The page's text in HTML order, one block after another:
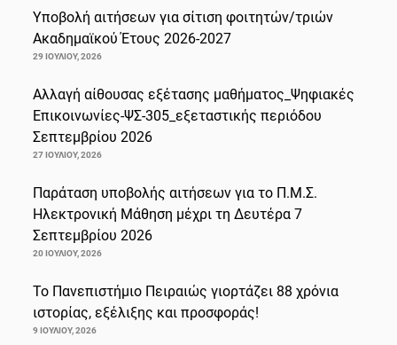
Υποβολή αιτήσεων για σίτιση φοιτητών/τριών
Ακαδημαϊκού Έτους 2026-2027
29 ΙΟΥΛΊΟΥ, 2026
Αλλαγή αίθουσας εξέτασης μαθήματος_Ψηφιακές
Επικοινωνίες-ΨΣ-305_εξεταστικής περιόδου
Σεπτεμβρίου 2026
27 ΙΟΥΛΊΟΥ, 2026
Παράταση υποβολής αιτήσεων για το Π.Μ.Σ.
Ηλεκτρονική Μάθηση μέχρι τη Δευτέρα 7
Σεπτεμβρίου 2026
20 ΙΟΥΛΊΟΥ, 2026
Το Πανεπιστήμιο Πειραιώς γιορτάζει 88 χρόνια
ιστορίας, εξέλιξης και προσφοράς!
9 ΙΟΥΛΊΟΥ, 2026